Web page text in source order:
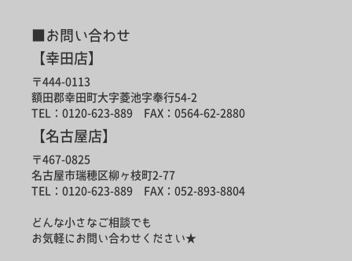
■お問い合わせ
【幸田店】
〒444-0113
額田郡幸田町大字菱池字奉行54-2
TEL：0120-623-889 FAX：0564-62-2880
【名古屋店】
〒467-0825
名古屋市瑞穂区柳ヶ枝町2-77
TEL：0120-623-889 FAX：052-893-8804
どんな小さなご相談でも
お気軽にお問い合わせください★